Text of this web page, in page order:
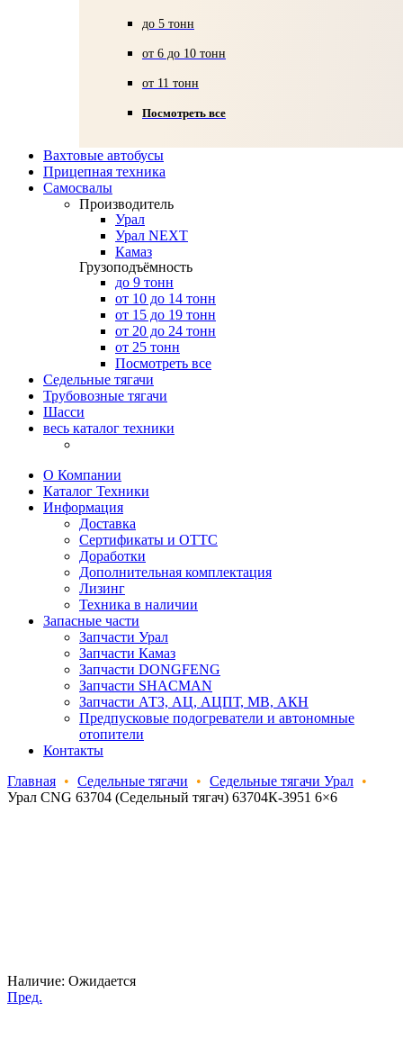
до 5 тонн
от 6 до 10 тонн
от 11 тонн
Посмотреть все
Вахтовые автобусы
Прицепная техника
Самосвалы
Производитель
Урал
Урал NEXT
Камаз
Грузоподъёмность
до 9 тонн
от 10 до 14 тонн
от 15 до 19 тонн
от 20 до 24 тонн
от 25 тонн
Посмотреть все
Седельные тягачи
Трубовозные тягачи
Шасси
весь каталог техники
О Компании
Каталог Техники
Информация
Доставка
Сертификаты и ОТТС
Доработки
Дополнительная комплектация
Лизинг
Техника в наличии
Запасные части
Запчасти Урал
Запчасти Камаз
Запчасти DONGFENG
Запчасти SHACMAN
Запчасти АТЗ, АЦ, АЦПТ, МВ, АКН
Предпусковые подогреватели и автономные
отопители
Контакты
Главная • Седельные тягачи • Седельные тягачи Урал •
Урал CNG 63704 (Седельный тягач) 63704К-3951 6×6
Наличие: Ожидается
Пред.